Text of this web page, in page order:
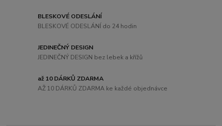
BLESKOVÉ ODESLÁNÍ
BLESKOVÉ ODESLÁNÍ do 24 hodin
JEDINEČNÝ DESIGN
JEDINEČNÝ DESIGN bez lebek a křížů
až 10 DÁRKŮ ZDARMA
AŽ 10 DÁRKŮ ZDARMA ke každé objednávce